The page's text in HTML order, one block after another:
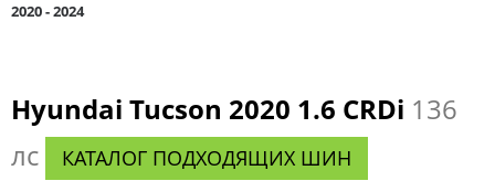
2020 - 2024
Hyundai Tucson 2020 1.6 CRDi 136
лс
КАТАЛОГ ПОДХОДЯЩИХ ШИН